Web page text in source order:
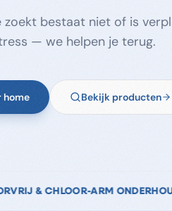
zoekt bestaat niet of is
— we helpen je terug.
home Bekijk producten
↩️ 14 DAGEN RETOURRECHT